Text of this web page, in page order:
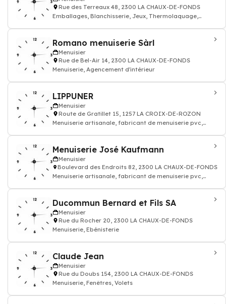
Rue des Terreaux 48, 2300 LA CHAUX-DE-FONDS
Emballages, Blanchisserie, Jeux, Thermolaquage,
Romano menuiserie Sàrl
Menuisier
Rue de Bel-Air 14, 2300 LA CHAUX-DE-FONDS
Menuiserie, Agencement d'intérieur
LIPPUNER
Menuisier
Route de Gratillet 15, 1257 LA CROIX-DE-ROZON
Menuiserie artisanale, fabricant de menuiserie pvc,
Menuiserie José Kaufmann
Menuisier
Boulevard des Endroits 82, 2300 LA CHAUX-DE-FONDS
Menuiserie artisanale, fabricant de menuiserie pvc,
Ducommun Bernard et Fils SA
Menuisier
Rue du Rocher 20, 2300 LA CHAUX-DE-FONDS
Menuiserie, Ebénisterie
Claude Jean
Menuisier
Rue du Doubs 154, 2300 LA CHAUX-DE-FONDS
Menuiserie, Fenêtres, Volets